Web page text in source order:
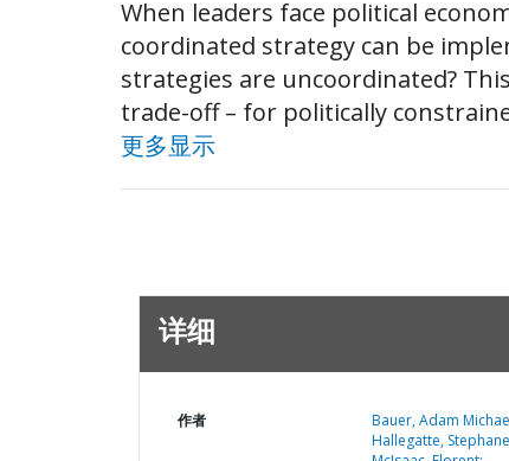
When leaders face political
coordinated strategy can be
strategies are uncoordinated?
trade-off – for politically
更多显示
详细
作者
Bauer, Adam
Hallegatte,